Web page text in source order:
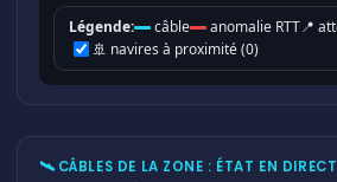
🛰 CÂBLES DE LA ZONE : ÉTAT EN DIRECT